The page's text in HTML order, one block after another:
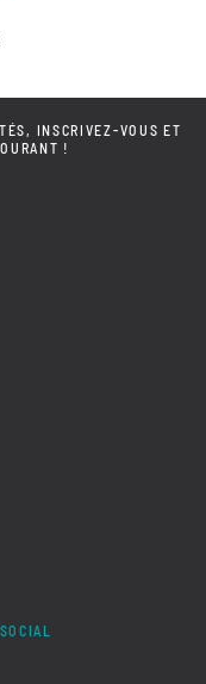
INSCRIVEZ-VOUS ET
!